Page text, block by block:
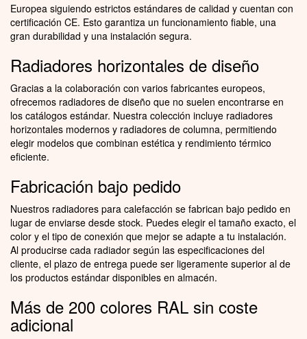
Europea siguiendo estrictos estándares de calidad y cuentan con
certificación CE. Esto garantiza un funcionamiento fiable, una
gran durabilidad y una instalación segura.
Radiadores horizontales de diseño
Gracias a la colaboración con varios fabricantes europeos,
ofrecemos radiadores de diseño que no suelen encontrarse en
los catálogos estándar. Nuestra colección incluye radiadores
horizontales modernos y radiadores de columna, permitiendo
elegir modelos que combinan estética y rendimiento térmico
eficiente.
Fabricación bajo pedido
Nuestros radiadores para calefacción se fabrican bajo pedido en
lugar de enviarse desde stock. Puedes elegir el tamaño exacto, el
color y el tipo de conexión que mejor se adapte a tu instalación.
Al producirse cada radiador según las especificaciones del
cliente, el plazo de entrega puede ser ligeramente superior al de
los productos estándar disponibles en almacén.
Más de 200 colores RAL sin coste
adicional